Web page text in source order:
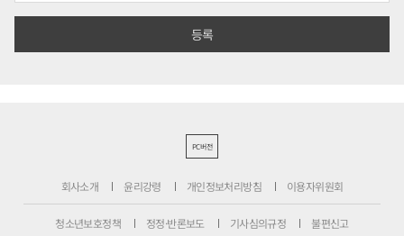
PC버전
회사소개 윤리강령 개인정보처리방침 이용자위원회
청소년보호정책 정정·반론보도 기사심의규정 불편신고